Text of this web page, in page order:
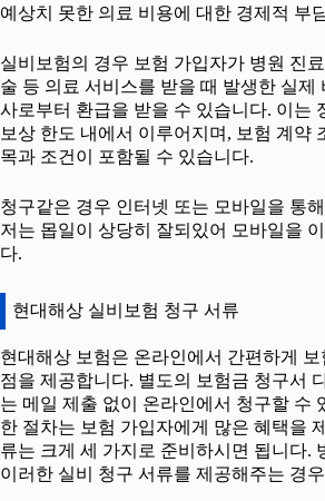
예상치 못한 의료 비용에 대한 경제적 부
실비보험의 경우 보험 가입자가 병원 진
술 등 의료 서비스를 받을 때 발생한 실제
사로부터 환급을 받을 수 있습니다. 이는
보상 한도 내에서 이루어지며, 보험 계약
목과 조건이 포함될 수 있습니다.
청구같은 경우 인터넷 또는 모바일을 통
저는 몹일이 상당히 잘되있어 모바일을
다.
현대해상 실비보험 청구 서류
현대해상 보험은 온라인에서 간편하게
점을 제공합니다. 별도의 보험금 청구서
는 메일 제출 없이 온라인에서 청구할 수
한 절차는 보험 가입자에게 많은 혜택을
류는 크게 세 가지로 준비하시면 됩니다.
이러한 실비 청구 서류를 제공해주는 경